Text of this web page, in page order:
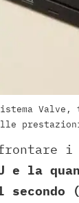
Valve, tra
i
e la